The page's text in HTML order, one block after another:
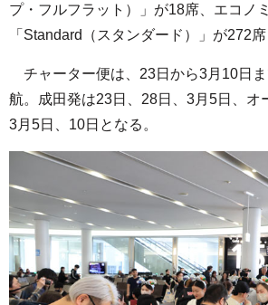
プ・フルフラット）」が18席、エコノ
「Standard（スタンダード）」が272席
チャーター便は、23日から3月10日
航。成田発は23日、28日、3月5日、オ
3月5日、10日となる。